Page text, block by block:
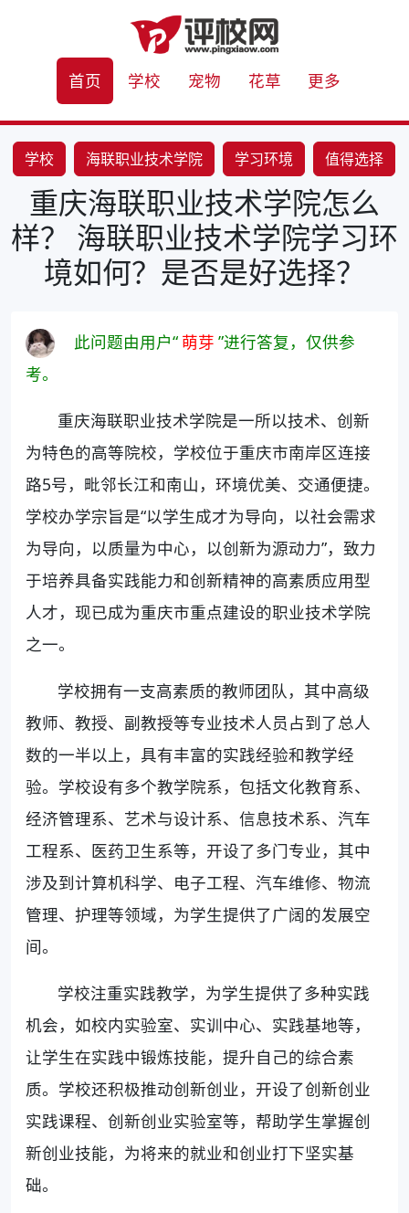
首页 学校 宠物 花草 更多
学校 海联职业技术学院 学习环境 值得选择
重庆海联职业技术学院怎么
样？ 海联职业技术学院学习环
境如何？是否是好选择？
此问题由用户“ 萌芽 ”进行答复，仅供参
考。
重庆海联职业技术学院是一所以技术、创新
为特色的高等院校，学校位于重庆市南岸区连接
路5号，毗邻长江和南山，环境优美、交通便捷。
学校办学宗旨是“以学生成才为导向，以社会需求
为导向，以质量为中心，以创新为源动力”，致力
于培养具备实践能力和创新精神的高素质应用型
人才，现已成为重庆市重点建设的职业技术学院
之一。
学校拥有一支高素质的教师团队，其中高级
教师、教授、副教授等专业技术人员占到了总人
数的一半以上，具有丰富的实践经验和教学经
验。学校设有多个教学院系，包括文化教育系、
经济管理系、艺术与设计系、信息技术系、汽车
工程系、医药卫生系等，开设了多门专业，其中
涉及到计算机科学、电子工程、汽车维修、物流
管理、护理等领域，为学生提供了广阔的发展空
间。
学校注重实践教学，为学生提供了多种实践
机会，如校内实验室、实训中心、实践基地等，
让学生在实践中锻炼技能，提升自己的综合素
质。学校还积极推动创新创业，开设了创新创业
实践课程、创新创业实验室等，帮助学生掌握创
新创业技能，为将来的就业和创业打下坚实基
础。